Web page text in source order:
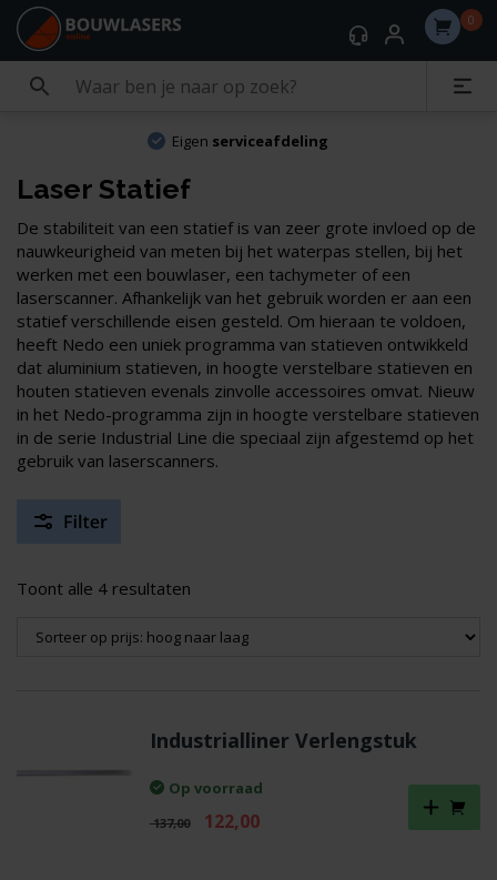
0
Eigen serviceafdeling
Laser Statief
De stabiliteit van een statief is van zeer grote invloed op de
nauwkeurigheid van meten bij het waterpas stellen, bij het
werken met een bouwlaser, een tachymeter of een
laserscanner. Afhankelijk van het gebruik worden er aan een
statief verschillende eisen gesteld. Om hieraan te voldoen,
heeft Nedo een uniek programma van statieven ontwikkeld
dat aluminium statieven, in hoogte verstelbare statieven en
houten statieven evenals zinvolle accessoires omvat. Nieuw
in het Nedo-programma zijn in hoogte verstelbare statieven
in de serie Industrial Line die speciaal zijn afgestemd op het
gebruik van laserscanners.
Toont alle 4 resultaten
prijs:
Industrialliner Verlengstuk
Op voorraad
137,00
Oorspronkelijke
122,00Huidige